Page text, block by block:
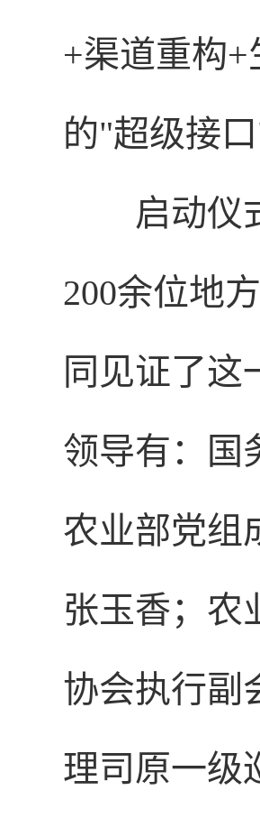
+渠道重构
的"超级接口
启动仪
200余位地
同见证了这
领导有：国
农业部党组
张玉香；农
协会执行副
理司原一级